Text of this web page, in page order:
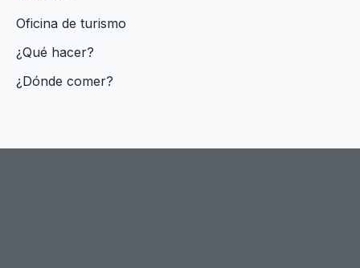
Oficina de turismo
¿Qué hacer?
¿Dónde comer?